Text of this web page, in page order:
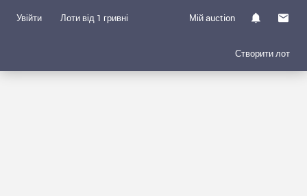
Увійти Лоти від 1 гривні Мій auction
Створити лот